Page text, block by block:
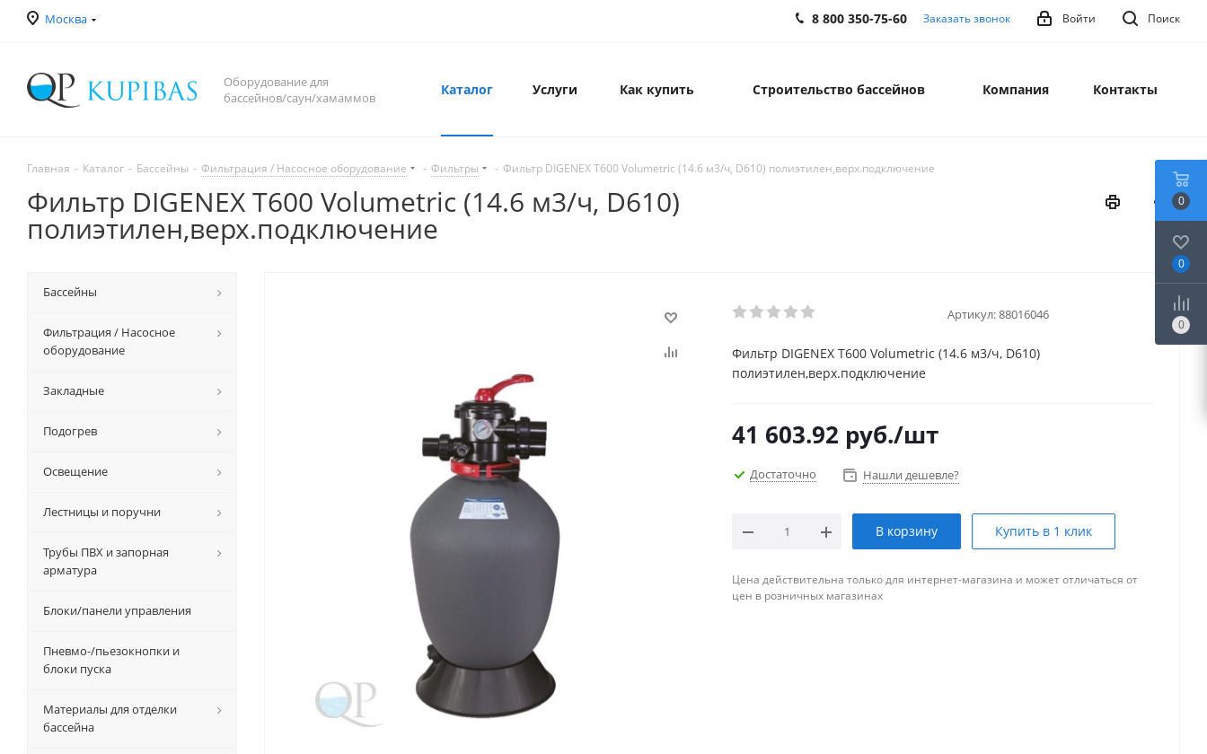
Москва Поиск
Войти
8 800 350-75-60 Заказать звонок
Оборудование для
бассейнов/саун/хамаммов
Каталог Услуги Как купить Строительство бассейнов Компания Контакты
Главная - Каталог - Бассейны - Фильтрация / Насосное оборудование - Фильтры - Фильтр DIGENEX T600 Volumetric (14.6 м3/ч, D610) полиэтилен,верх.подключение
Фильтр DIGENEX T600 Volumetric (14.6 м3/ч, D610)
полиэтилен,верх.подключение
Артикул:88016046
Фильтр DIGENEX T600 Volumetric (14.6 м3/ч, D610)
полиэтилен,верх.подключение
41 603.92 руб./шт
Достаточно Нашли дешевле?
В корзину Купить в 1 клик
Цена действительна только для интернет-магазина и может отличаться от
цен в розничных магазинах
Бассейны
Фильтрация / Насосное
оборудование
Закладные
Подогрев
Освещение
Лестницы и поручни
Трубы ПВХ и запорная
арматура
Блоки/панели управления
Пневмо-/пьезокнопки и
блоки пуска
Материалы для отделки
бассейна
0
0
0